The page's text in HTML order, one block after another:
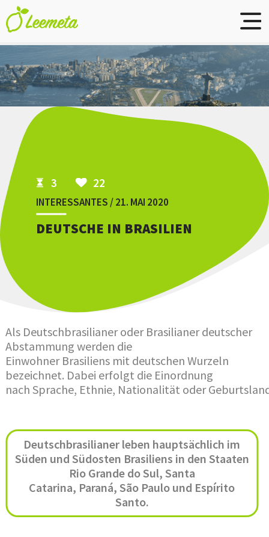
Skip to main content
3 22
INTERESSANTES / 21. MAI 2020
DEUTSCHE IN BRASILIEN
Als Deutschbrasilianer oder Brasilianer deutscher
Abstammung werden die
Einwohner Brasiliens mit deutschen Wurzeln
bezeichnet. Dabei erfolgt die Einordnung
nach Sprache, Ethnie, Nationalität oder
Deutschbrasilianer leben hauptsächlich im
Süden und Südosten Brasiliens in den Staaten
Rio Grande do Sul, Santa
Catarina, Paraná, São Paulo und Espírito
Santo.